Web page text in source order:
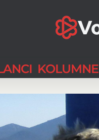
KOLUMNE